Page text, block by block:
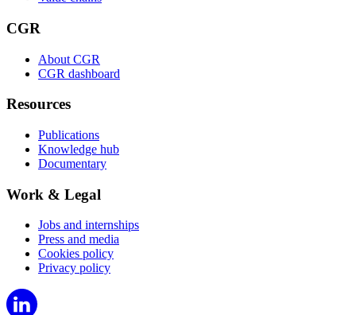
CGR
About CGR
CGR dashboard
Resources
Publications
Knowledge hub
Documentary
Work & Legal
Jobs and internships
Press and media
Cookies policy
Privacy policy